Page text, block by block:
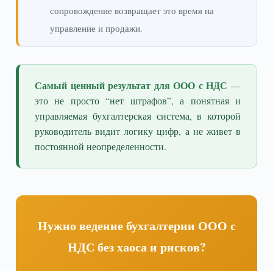
сопровождение возвращает это время на
управление и продажи.
Самый ценный результат для ООО с НДС —
это не просто “нет штрафов”, а понятная и
управляемая бухгалтерская система, в которой
руководитель видит логику цифр, а не живет в
постоянной неопределенности.
Нужно ведение бухгалтерии ООО с
НДС без хаоса и рисков?